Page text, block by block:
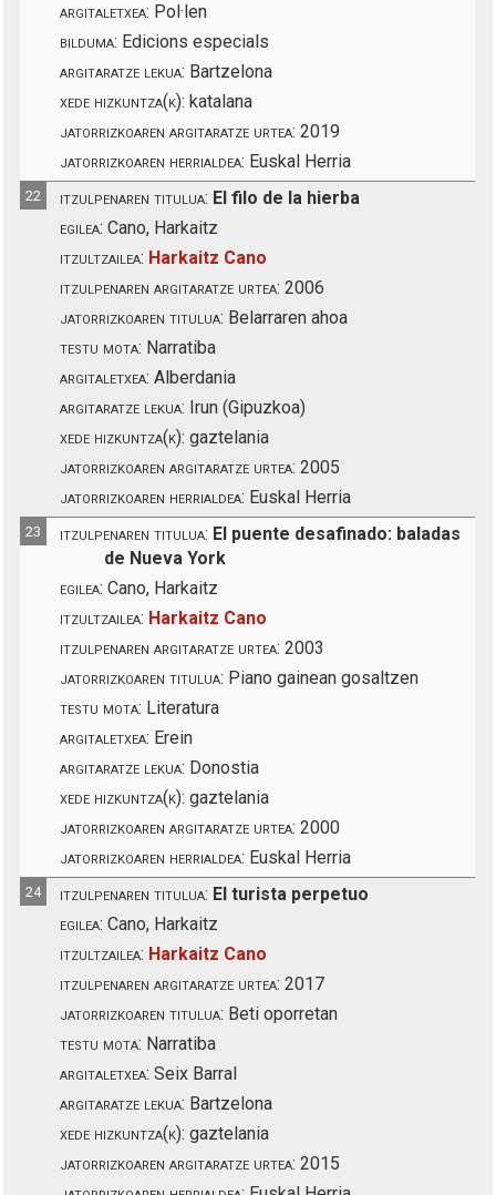
argitaletxea: Pol·len
bilduma: Edicions especials
argitaratze lekua: Bartzelona
xede hizkuntza(k): katalana
jatorrizkoaren argitaratze urtea: 2019
jatorrizkoaren herrialdea: Euskal Herria
22 itzulpenaren titulua: El filo de la hierba
egilea: Cano, Harkaitz
itzultzailea: Harkaitz Cano
itzulpenaren argitaratze urtea: 2006
jatorrizkoaren titulua: Belarraren ahoa
testu mota: Narratiba
argitaletxea: Alberdania
argitaratze lekua: Irun (Gipuzkoa)
xede hizkuntza(k): gaztelania
jatorrizkoaren argitaratze urtea: 2005
jatorrizkoaren herrialdea: Euskal Herria
23 itzulpenaren titulua: El puente desafinado: baladas
de Nueva York
egilea: Cano, Harkaitz
itzultzailea: Harkaitz Cano
itzulpenaren argitaratze urtea: 2003
jatorrizkoaren titulua: Piano gainean gosaltzen
testu mota: Literatura
argitaletxea: Erein
argitaratze lekua: Donostia
xede hizkuntza(k): gaztelania
jatorrizkoaren argitaratze urtea: 2000
jatorrizkoaren herrialdea: Euskal Herria
24 itzulpenaren titulua: El turista perpetuo
egilea: Cano, Harkaitz
itzultzailea: Harkaitz Cano
itzulpenaren argitaratze urtea: 2017
jatorrizkoaren titulua: Beti oporretan
testu mota: Narratiba
argitaletxea: Seix Barral
argitaratze lekua: Bartzelona
xede hizkuntza(k): gaztelania
jatorrizkoaren argitaratze urtea: 2015